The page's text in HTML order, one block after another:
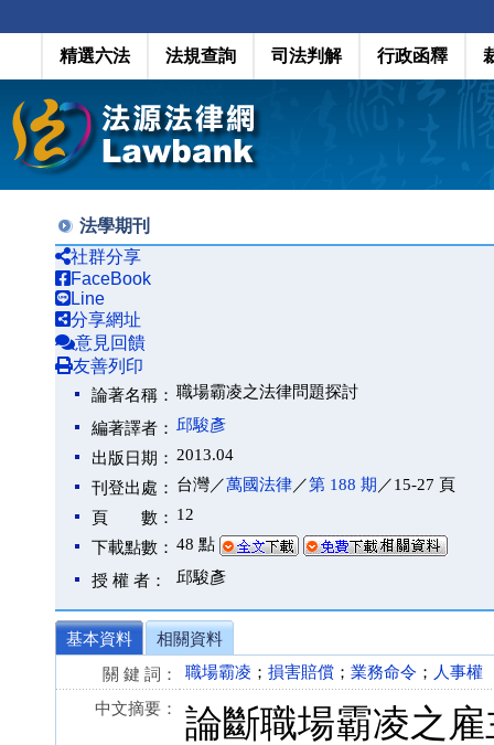
精選六法 法規查詢 司法判解 行政函釋
法學期刊
社群分享
FaceBook
Line
分享網址
意見回饋
友善列印
論著名稱： 職場霸凌之法律問題探討
編著譯者： 邱駿彥
出版日期： 2013.04
刊登出處： 台灣／萬國法律／第 188 期 ／15-27 頁
頁 數： 12
下載點數： 48 點
授 權 者： 邱駿彥
基本資料
相關資料
關 鍵 詞：
職場霸凌 ； 損害賠償 ； 業務命令 ； 人事權
中文摘要：
論斷職場霸凌之